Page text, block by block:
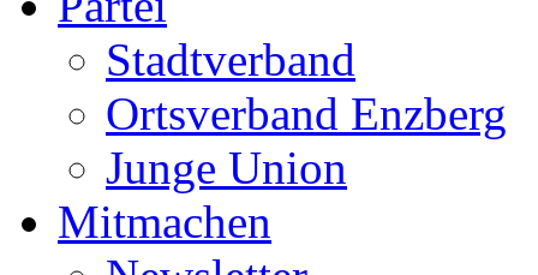
Stadtverband
Ortsverband Enzberg
Junge Union
Mitmachen